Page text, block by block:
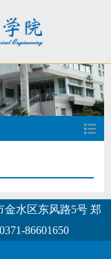
水区东风路5号 郑
86601650